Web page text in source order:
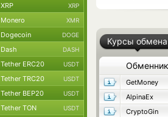
Курсы обмена
Обменник
GetMoney
AlpinaEx
CryptoGin
XRP XRP
Monero XMR
Dogecoin DOGE
Dash DASH
Tether ERC20 USDT
Tether TRC20 USDT
Tether BEP20 USDT
Tether TON USDT